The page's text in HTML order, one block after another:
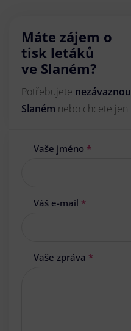
Máte zájem o
tisk letáků
ve Slaném?
Potřebujete
Slaném nebo chcete jen
Vaše jméno *
Váš e-mail *
Vaše zpráva *